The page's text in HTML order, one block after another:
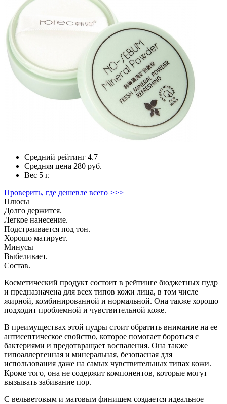
Средний рейтинг 4.7
Средняя цена 280 руб.
Вес 5 г.
Проверить, где дешевле всего >>>
Плюсы
Долго держится.
Легкое нанесение.
Подстраивается под тон.
Хорошо матирует.
Минусы
Выбеливает.
Состав.
Косметический продукт состоит в рейтинге бюджетных пудр
и предназначена для всех типов кожи лица, в том числе
жирной, комбинированной и нормальной. Она также хорошо
подходит проблемной и чувствительной коже.
В преимуществах этой пудры стоит обратить внимание на ее
антисептическое свойство, которое помогает бороться с
бактериями и предотвращает воспаления. Она также
гипоаллергенная и минеральная, безопасная для
использования даже на самых чувствительных типах кожи.
Кроме того, она не содержит компонентов, которые могут
вызывать забивание пор.
С вельветовым и матовым финишем создается идеальное